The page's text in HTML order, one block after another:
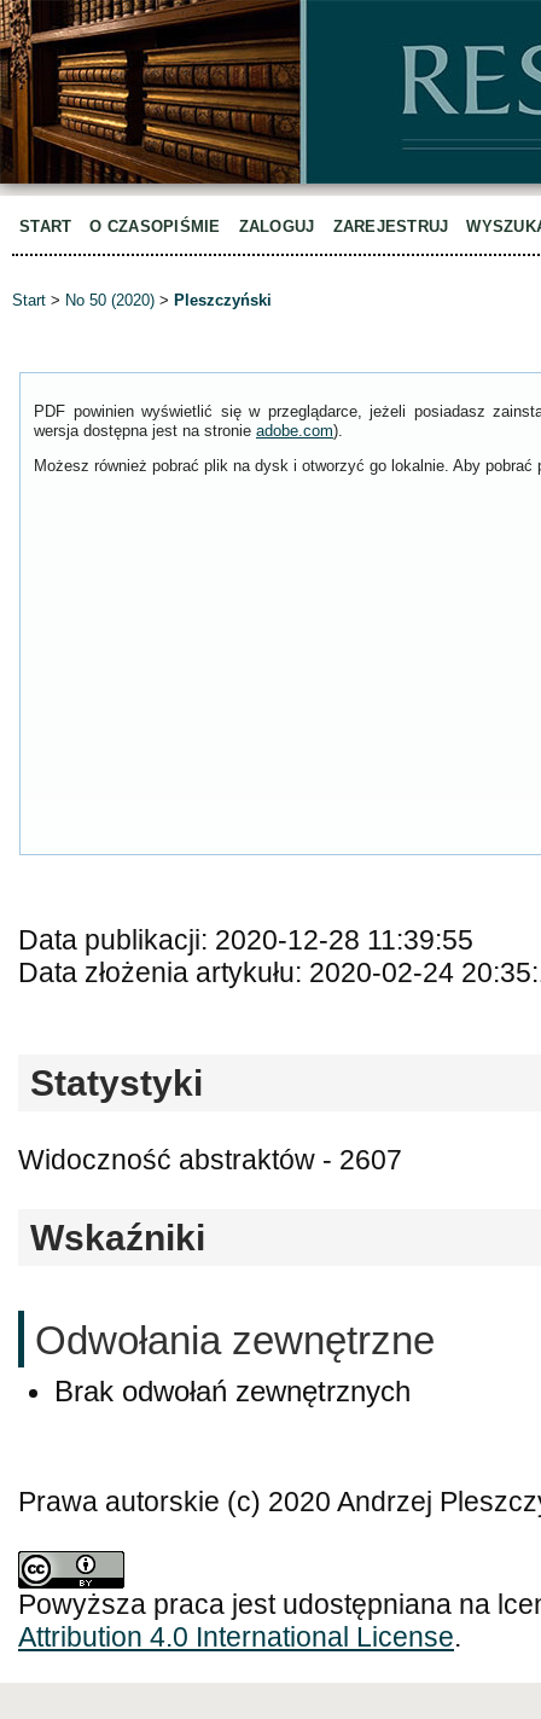
START O CZASOPIŚMIE ZALOGUJ ZAREJESTRUJ
Start > No 50 (2020) > Pleszczyński
PDF powinien wyświetlić się w przeglądarce, jeżeli posiadasz
wersja dostępna jest na stronie adobe.com).
Możesz również pobrać plik na dysk i otworzyć go lokalnie. Aby
Data publikacji: 2020-12-28 11:39:55
Data złożenia artykułu: 2020-02-24
Statystyki
Widoczność abstraktów - 2607
Wskaźniki
Odwołania zewnętrzne
Brak odwołań zewnętrznych
Prawa autorskie (c) 2020 Andrzej
Powyższa praca jest udostępniana na
Attribution 4.0 International License.